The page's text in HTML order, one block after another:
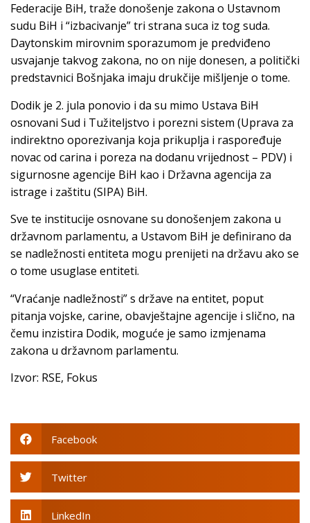
Federacije BiH, traže donošenje zakona o Ustavnom
sudu BiH i “izbacivanje” tri strana suca iz tog suda.
Daytonskim mirovnim sporazumom je predviđeno
usvajanje takvog zakona, no on nije donesen, a politički
predstavnici Bošnjaka imaju drukčije mišljenje o tome.
Dodik je 2. jula ponovio i da su mimo Ustava BiH
osnovani Sud i Tužiteljstvo i porezni sistem (Uprava za
indirektno oporezivanja koja prikuplja i raspoređuje
novac od carina i poreza na dodanu vrijednost – PDV) i
sigurnosne agencije BiH kao i Državna agencija za
istrage i zaštitu (SIPA) BiH.
Sve te institucije osnovane su donošenjem zakona u
državnom parlamentu, a Ustavom BiH je definirano da
se nadležnosti entiteta mogu prenijeti na državu ako se
o tome usuglase entiteti.
“Vraćanje nadležnosti” s države na entitet, poput
pitanja vojske, carine, obavještajne agencije i slično, na
čemu inzistira Dodik, moguće je samo izmjenama
zakona u državnom parlamentu.
Izvor: RSE, Fokus
Facebook
Twitter
LinkedIn